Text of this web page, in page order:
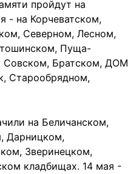
пройдут на
- на Корчеватском,
Северном, Лесном,
Пуща-
Совском, Братском, ДОМ
Старообрядном,
на Беличанском,
Дарницком,
Зверинецком,
кладбищах. 14 мая -